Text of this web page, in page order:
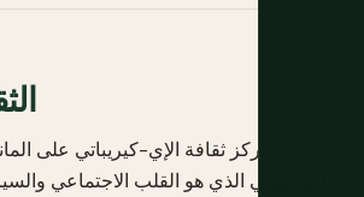
تركز ثقافة الإي-كيريباتي على
المجتمعي الذي هو القلب الاجتماعي